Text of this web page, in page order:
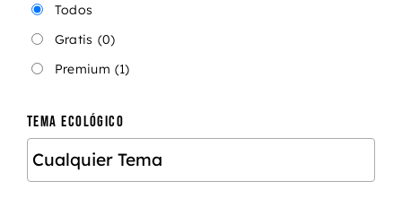
Todos
Gratis (0)
Premium (1)
TEMA ECOLÓGICO